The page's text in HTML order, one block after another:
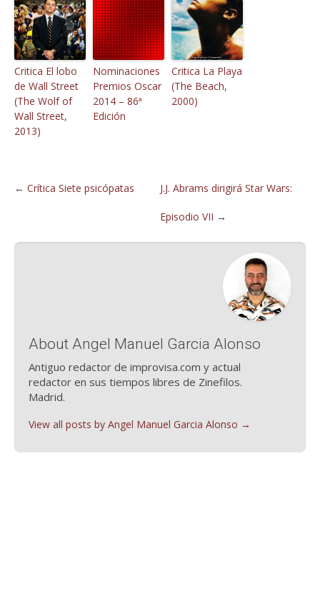
Critica El lobo
de Wall Street
(The Wolf of
Wall Street,
2013)
Nominaciones
Premios Oscar
2014 – 86ª
Edición
Critica La Playa
(The Beach,
2000)
J.J. Abrams dirigirá Star Wars:
Episodio VII →
← Crítica Siete psicópatas
About Angel Manuel Garcia Alonso
Antiguo redactor de improvisa.com y actual
redactor en sus tiempos libres de Zinefilos.
Madrid.
View all posts by Angel Manuel Garcia Alonso →